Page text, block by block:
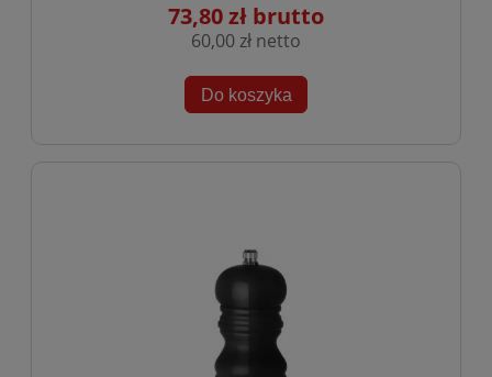
73,80 zł
60,00 zł
Do koszyka